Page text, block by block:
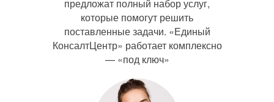
предложат полный набор услуг,
которые помогут решить
поставленные задачи. «Единый
КонсалтЦентр» работает комплексно
— «под ключ»